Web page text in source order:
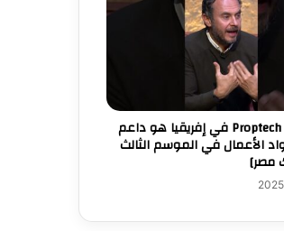
ناوي، أكبر Proptech في إفريقيا هو داعم
الأعمال في الموسم الثالث
مصر]